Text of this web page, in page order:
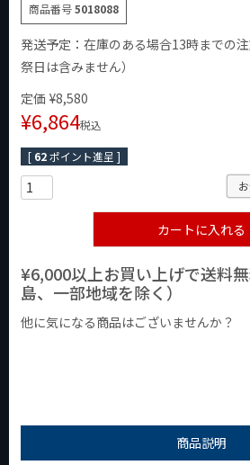
商品番号5018088
発送予定：在庫のある場合13時までの
祭日は含みません）
定価 ¥8,580
¥6,864税込
[ 62ポイント進呈 ]
カートに入れる
¥6,000以上お買い上げで送料
島、一部地域を除く）
他に気になる商品はございませんか？
商品説明